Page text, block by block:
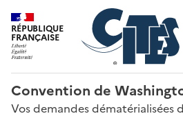
RÉPUBLIQUE
FRANÇAISE
Convention de
Vos demandes dématérialisées